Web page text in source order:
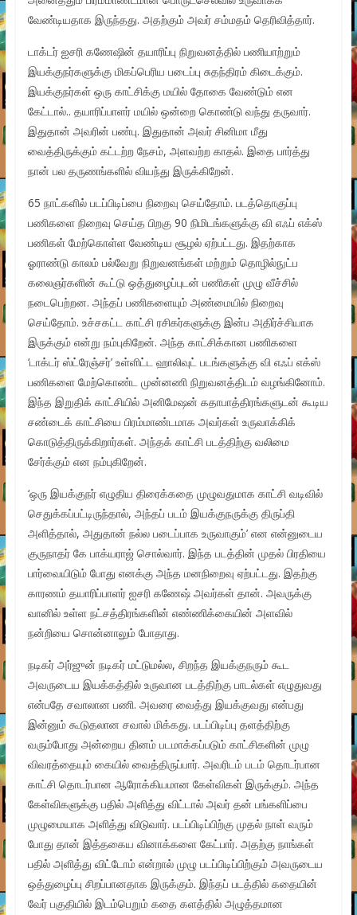
வேண்டியதாக இருந்தது. அதற்கும் அவர் சம்மதம் தெரிவித்தார்.
டாக்டர் ஐசரி கணேஷின் தயாரிப்பு நிறுவனத்தில் பணியாற்றும்
இயக்குநர்களுக்கு மிகப்பெரிய படைப்பு சுதந்திரம் கிடைக்கும்.
இயக்குநர்கள் ஒரு காட்சிக்கு மயில் தோகை வேண்டும் என
கேட்டால்.. தயாரிப்பாளர் மயில் ஒன்றை கொண்டு வந்து தருவார்.
இதுதான் அவரின் பண்பு. இதுதான் அவர் சினிமா மீது
வைத்திருக்கும் கட்டற்ற நேசம், அளவற்ற காதல். இதை பார்த்து
நான் பல தருணங்களில் வியந்து இருக்கிறேன்.
65 நாட்களில் படப்பிடிப்பை நிறைவு செய்தோம். படத்தொகுப்பு
பணிகளை நிறைவு செய்த பிறகு 90 நிமிடங்களுக்கு வி எஃப் எக்ஸ்
பணிகள் மேற்கொள்ள வேண்டிய சூழல் ஏற்பட்டது.‌ இதற்காக
ஓராண்டு காலம் பல்வேறு நிறுவனங்கள் மற்றும் தொழில்நுட்ப
கலைஞர்களின் கூட்டு ஒத்துழைப்புடன் பணிகள் முழு வீச்சில்
நடைபெற்றன. அந்தப் பணிகளையும் அண்மையில் நிறைவு
செய்தோம். உச்சகட்ட காட்சி ரசிகர்களுக்கு இன்ப அதிர்ச்சியாக
இருக்கும் என்று நம்புகிறேன். அந்த காட்சிக்கான பணிகளை
‘டாக்டர் ஸ்ட்ரேஞ்சர்’ உள்ளிட்ட ஹாலிவுட் படங்களுக்கு வி எஃப் எக்ஸ்
பணிகளை மேற்கொண்ட முன்னணி நிறுவனத்திடம் வழங்கினோம்.
இந்த இறுதிக் காட்சியில் அனிமேஷன் கதாபாத்திரங்களுடன் கூடிய
சண்டைக் காட்சியை பிரம்மாண்டமாக அவர்கள் உருவாக்கிக்
கொடுத்திருக்கிறார்கள். அந்தக் காட்சி படத்திற்கு வலிமை
சேர்க்கும் என நம்புகிறேன்.
‘ஒரு இயக்குநர் எழுதிய திரைக்கதை முழுவதுமாக காட்சி வடிவில்
செதுக்கப்பட்டிருந்தால், அந்தப் படம் இயக்குநருக்கு திருப்தி
அளித்தால், அதுதான் நல்ல படைப்பாக உருவாகும்’ என என்னுடைய
குருநாதர் கே பாக்யராஜ் சொல்வார். இந்த படத்தின் முதல் பிரதியை
பார்வையிடும் போது எனக்கு அந்த மனநிறைவு ஏற்பட்டது. இதற்கு
காரணம் தயாரிப்பாளர் ஐசரி கணேஷ் அவர்கள் தான். அவருக்கு
வானில் உள்ள நட்சத்திரங்களின் எண்ணிக்கையின் அளவில்
நன்றியை சொன்னாலும் போதாது.
நடிகர் அர்ஜுன் நடிகர் மட்டுமல்ல, சிறந்த இயக்குநரும் கூட
அவருடைய இயக்கத்தில் உருவான படத்திற்கு பாடல்கள் எழுதுவது
என்பதே சவாலான பணி. அவரை வைத்து இயக்குவது என்பது
இன்னும் கூடுதலான சவால் மிக்கது. படப்பிடிப்பு தளத்திற்கு
வரும்போது அன்றைய தினம் படமாக்கப்படும் காட்சிகளின் முழு
விவரத்தையும் கையில் வைத்திருப்பார். அவரிடம் படம் தொடர்பான
காட்சி தொடர்பான ஆரோக்கியமான கேள்விகள் இருக்கும். அந்த
கேள்விகளுக்கு பதில் அளித்து விட்டால் அவர் தன் பங்களிப்பை
முழுமையாக அளித்து விடுவார். படப்பிடிப்பிற்கு முதல் நாள் வரும்
போது தான் இத்தகைய வினாக்களை கேட்பார். அதற்கு நாங்கள்
பதில் அளித்து விட்டோம் என்றால் முழு படப்பிடிப்பிற்கும் அவருடைய
ஒத்துழைப்பு சிறப்பானதாக இருக்கும். இந்தப் படத்தில் கதையின்
வேர் பகுதியில் இடம்பெறும் கதை களத்தில் அழுத்தமான